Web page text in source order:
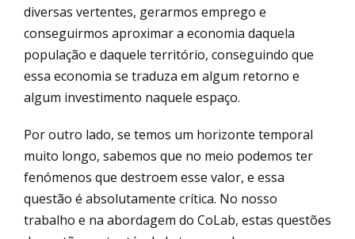
diversas vertentes, gerarmos emprego e
conseguirmos aproximar a economia daquela
população e daquele território, conseguindo que
essa economia se traduza em algum retorno e
algum investimento naquele espaço.
Por outro lado, se temos um horizonte temporal
muito longo, sabemos que no meio podemos ter
fenómenos que destroem esse valor, e essa
questão é absolutamente crítica. No nosso
trabalho e na abordagem do CoLab, estas questões